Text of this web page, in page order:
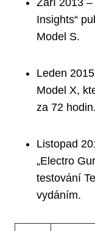
Září 2013 –
Insights“
Model S.
Leden
Model X,
za 72 hodin.
Listopad
„Electro
testování
vydáním.